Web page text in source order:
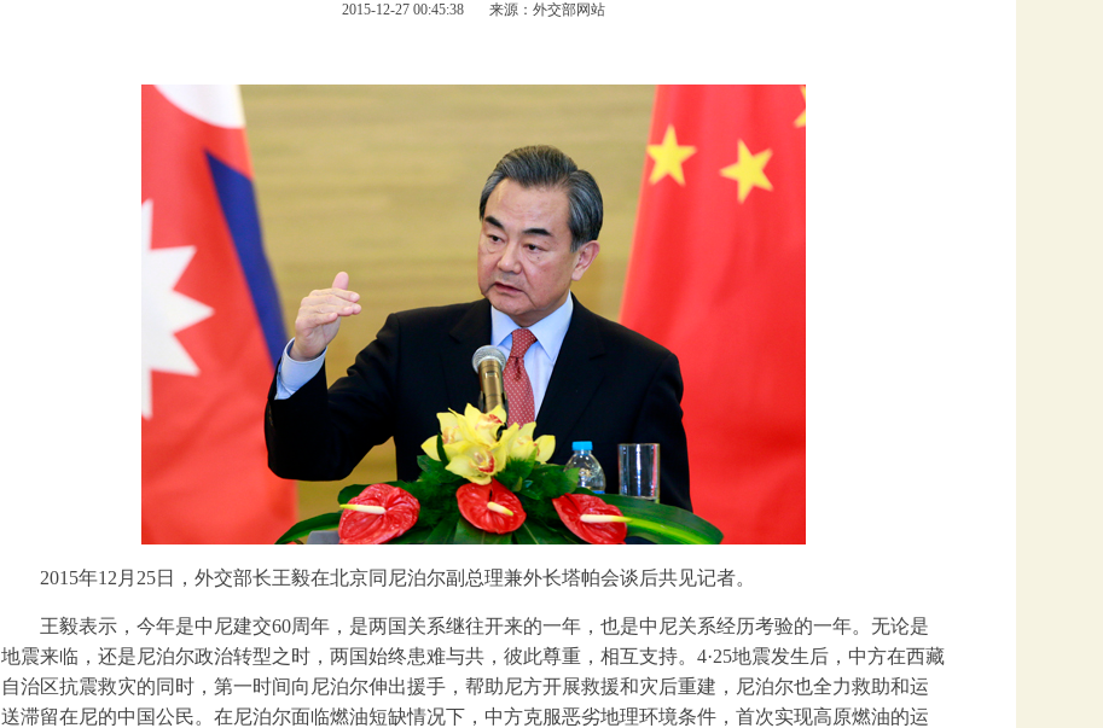
2015-12-27 00:45:38 来源：外交部网站
2015年12月25日，外交部长王毅在北京同尼泊尔副总理兼外长塔帕会谈后共见记者。
王毅表示，今年是中尼建交60周年，是两国关系继往开来的一年，也是中尼关系经历考验的一年。无论是
地震来临，还是尼泊尔政治转型之时，两国始终患难与共，彼此尊重，相互支持。4·25地震发生后，中方在西藏
自治区抗震救灾的同时，第一时间向尼泊尔伸出援手，帮助尼方开展救援和灾后重建，尼泊尔也全力救助和运
送滞留在尼的中国公民。在尼泊尔面临燃油短缺情况下，中方克服恶劣地理环境条件，首次实现高原燃油的运